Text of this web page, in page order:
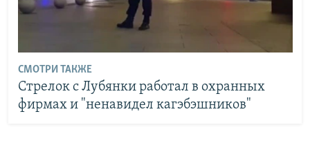
СМОТРИ ТАКЖЕ
Стрелок с Лубянки работал в охранных
фирмах и "ненавидел кагэбэшников"